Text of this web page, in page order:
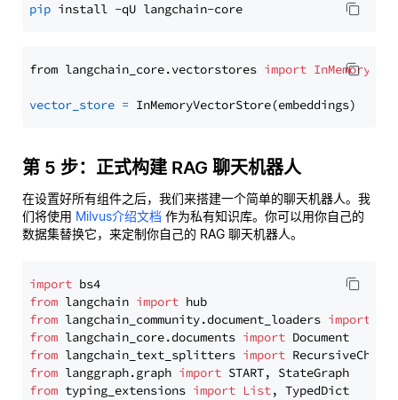
pip
from langchain_core.vectorstores import
vector_store =
第 5 步：正式构建 RAG 聊天机器人
在设置好所有组件之后，我们来搭建一个简单的聊天机器人。我
们将使用 Milvus介绍文档 作为私有知识库。你可以用你自己的
数据集替换它，来定制你自己的 RAG 聊天机器人。
import
from langchain import
from langchain_community.document_loaders import
from langchain_core.documents import
from langchain_text_splitters import
from langgraph.graph import
from typing_extensions import List, TypedDict